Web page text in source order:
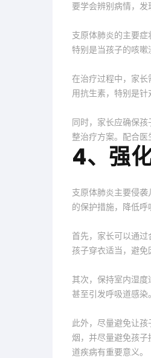
要学会辨别病情，发
支原体肺炎的主要症
特别是当孩子的咳嗽
在治疗过程中，家
用抗生素，特别是针
同时，家长应确保
整治疗方案。配合医
4、强
支原体肺炎主要侵
的保护措施，降低呼
首先，家长可以通
孩子穿衣适当，避免
其次，保持室内湿度
甚至引发呼吸道感染
此外，尽量避免让
烟，并尽量避免孩
道疾病有重要意义。